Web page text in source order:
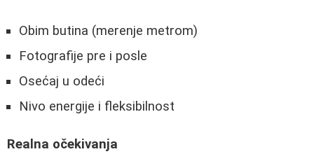
Obim butina (merenje metrom)
Fotografije pre i posle
Osećaj u odeći
Nivo energije i fleksibilnost
Realna očekivanja